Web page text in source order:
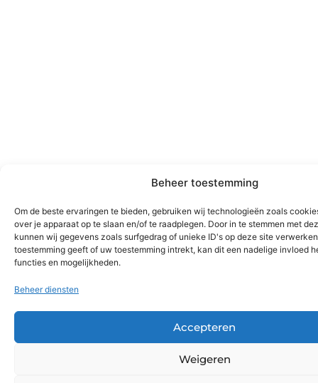
Beheer toestemming
Om de beste ervaringen te bieden, gebruiken wij technologieën zoals
over je apparaat op te slaan en/of te raadplegen. Door in te stemmen met
kunnen wij gegevens zoals surfgedrag of unieke ID's op deze site
toestemming geeft of uw toestemming intrekt, kan dit een nadelige invloed
functies en mogelijkheden.
Beheer diensten
Accepteren
Weigeren